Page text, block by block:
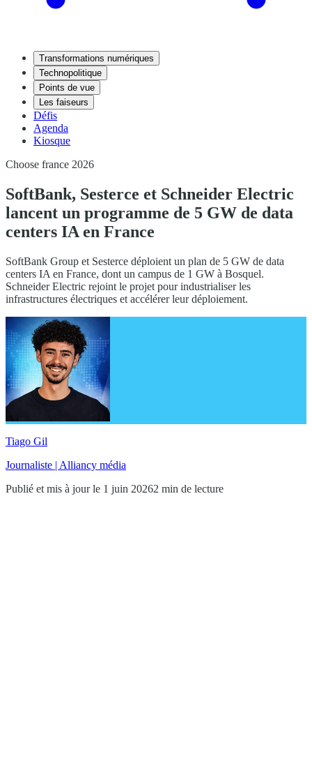
Transformations numériques
Technopolitique
Points de vue
Les faiseurs
Défis
Agenda
Kiosque
Choose france 2026
SoftBank, Sesterce et Schneider Electric
lancent un programme de 5 GW de data
centers IA en France
SoftBank Group et Sesterce déploient un plan de 5 GW de data
centers IA en France, dont un campus de 1 GW à Bosquel.
Schneider Electric rejoint le projet pour industrialiser les
infrastructures électriques et accélérer leur déploiement.
Tiago Gil
Journaliste | Alliancy média
Publié et mis à jour le 1 juin 20262 min de lecture